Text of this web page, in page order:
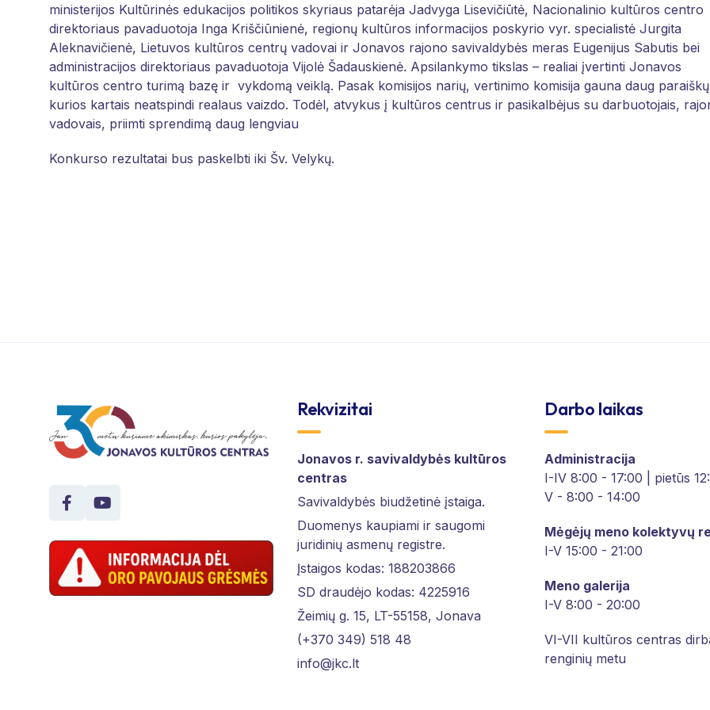
ministerijos Kultūrinės edukacijos politikos skyriaus patarėja Jadvyga Lisevičiūtė, Nacionalinio kultūros centro
direktoriaus pavaduotoja Inga Kriščiūnienė, regionų kultūros informacijos poskyrio vyr. specialistė Jurgita
Aleknavičienė, Lietuvos kultūros centrų vadovai ir Jonavos rajono savivaldybės meras Eugenijus Sabutis bei
administracijos direktoriaus pavaduotoja Vijolė Šadauskienė. Apsilankymo tikslas – realiai įvertinti Jonavos
kultūros centro turimą bazę ir vykdomą veiklą. Pasak komisijos narių, vertinimo komisija gauna daug
kurios kartais neatspindi realaus vaizdo. Todėl, atvykus į kultūros centrus ir pasikalbėjus su darbuotojais,
vadovais, priimti sprendimą daug lengviau
Konkurso rezultatai bus paskelbti iki Šv. Velykų.
Rekvizitai
Jonavos r. savivaldybės kultūros
centras
Savivaldybės biudžetinė įstaiga.
Duomenys kaupiami ir saugomi
juridinių asmenų registre.
Įstaigos kodas: 188203866
SD draudėjo kodas: 4225916
Žeimių g. 15, LT-55158, Jonava
(+370 349) 518 48
info@jkc.lt
Darbo laikas
Administracija
I-IV 8:00 - 17:00 | pietūs
V - 8:00 - 14:00
Mėgėjų meno kolektyvų
I-V 15:00 - 21:00
Meno galerija
I-V 8:00 - 20:00
VI-VII kultūros centras
renginių metu